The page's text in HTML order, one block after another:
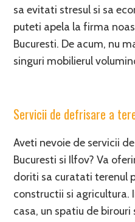
sa evitati stresul si sa
puteti apela la firma
Bucuresti. De acum, nu
singuri mobilierul
Servicii de defrisare a
Aveti nevoie de servicii
Bucuresti si Ilfov? Va
doriti sa curatati terenul
constructii si agricultura.
casa, un spatiu de